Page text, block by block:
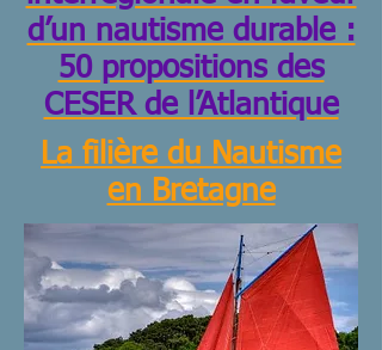
d’un nautisme durable :
50 propositions des
CESER de l’Atlantique
La filière du Nautisme
en Bretagne